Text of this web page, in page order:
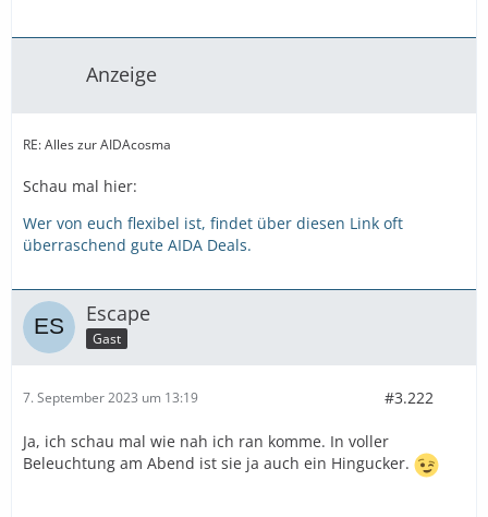
Anzeige
RE: Alles zur AIDAcosma
Schau mal hier:
Wer von euch flexibel ist, findet über diesen Link oft
überraschend gute AIDA Deals.
Escape
Gast
7. September 2023 um 13:19 #3.222
Ja, ich schau mal wie nah ich ran komme. In voller
Beleuchtung am Abend ist sie ja auch ein Hingucker.